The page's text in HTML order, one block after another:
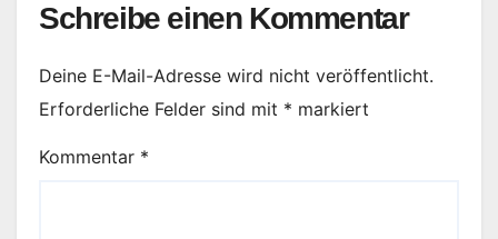
Schreibe einen Kommentar
Deine E-Mail-Adresse wird nicht veröffentlicht.
Erforderliche Felder sind mit * markiert
Kommentar *